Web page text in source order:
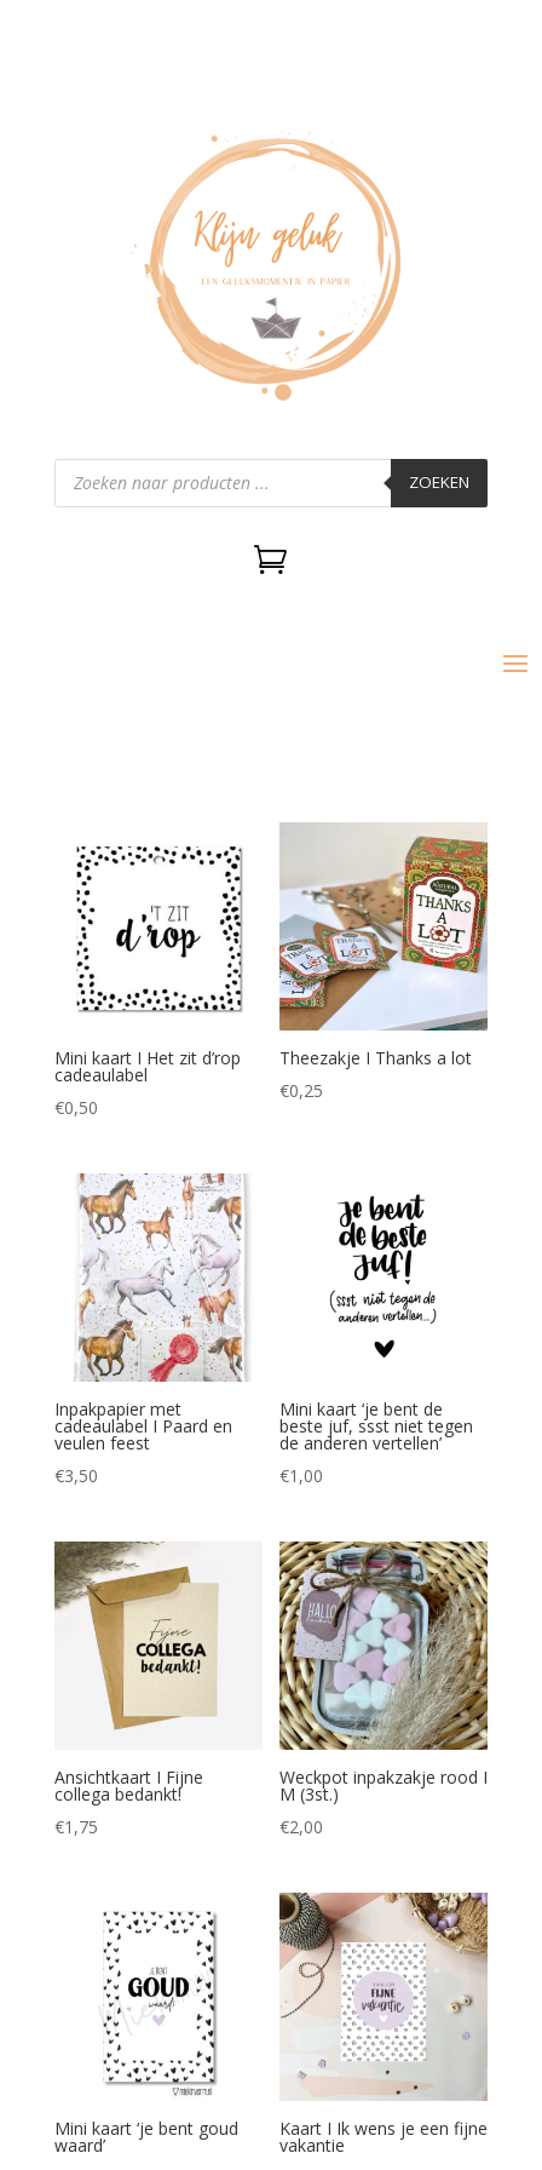
Producten
zoeken ZOEKEN

Mini kaart I Het zit d’rop
cadeaulabel
€0,50
Theezakje I Thanks a lot
€0,25
Inpakpapier met
cadeaulabel I Paard en
veulen feest
€3,50
Mini kaart ‘je bent de
beste juf, ssst niet tegen
de anderen vertellen’
€1,00
Ansichtkaart I Fijne
collega bedankt!
€1,75
Weckpot inpakzakje rood I
M (3st.)
€2,00
Mini kaart ‘je bent goud
waard’
Kaart I Ik wens je een fijne
vakantie